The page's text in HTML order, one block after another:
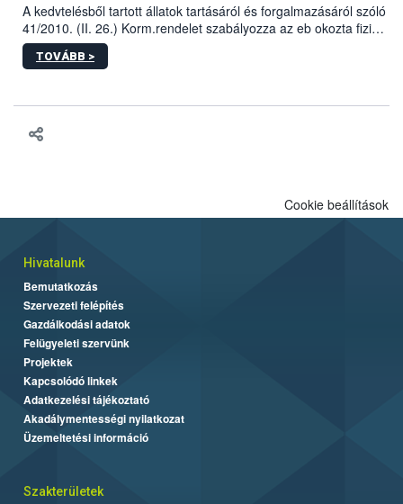
A kedvtelésből tartott állatok tartásáról és forgalmazásáról szóló
41/2010. (II. 26.) Korm.rendelet szabályozza az eb okozta fizikai
sérülés, illetve ennek veszélye keletkezésekor felmerülő
hatósági feladatokat, valamint a veszélyes eb tartását és annak
TOVÁBB >
Cookie beállítások
Hivatalunk
Bemutatkozás
Szervezeti felépítés
Gazdálkodási adatok
Felügyeleti szervünk
Projektek
Kapcsolódó linkek
Adatkezelési tájékoztató
Akadálymentességi nyilatkozat
Üzemeltetési információ
Szakterületek